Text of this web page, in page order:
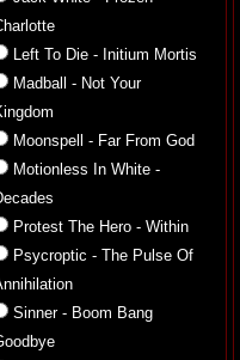
Left To Die - Initium Mortis
Madball - Not Your
Moonspell - Far From God
Motionless In White -
Protest The Hero - Within
Psycroptic - The Pulse Of
Sinner - Boom Bang